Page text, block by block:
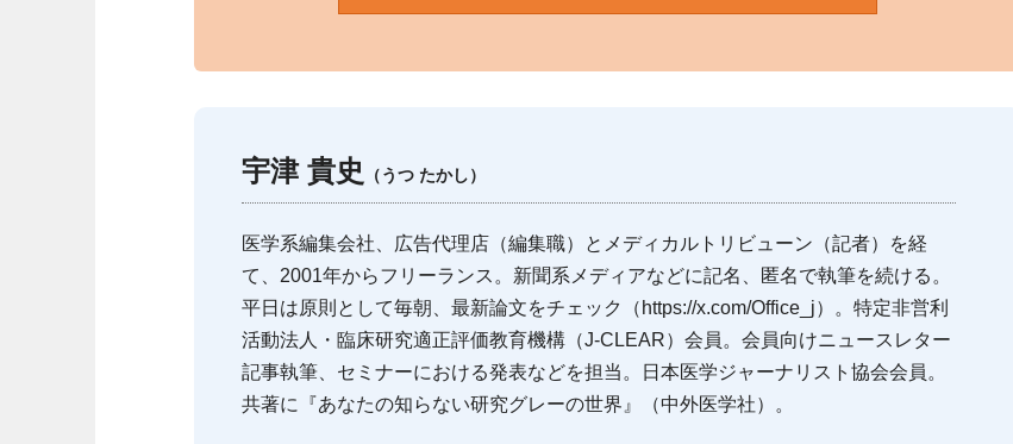
宇津 貴史 （うつ たかし）
医学系編集会社、広告代理店（編集職）とメディカルトリビューン（記者）を経
て、2001年からフリーランス。新聞系メディアなどに記名、匿名で執筆を続ける。
平日は原則として毎朝、最新論文をチェック（https://x.com/Office_j）。特定非営利
活動法人・臨床研究適正評価教育機構（J-CLEAR）会員。会員向けニュースレター
記事執筆、セミナーにおける発表などを担当。日本医学ジャーナリスト協会会員。
共著に『あなたの知らない研究グレーの世界』（中外医学社）。